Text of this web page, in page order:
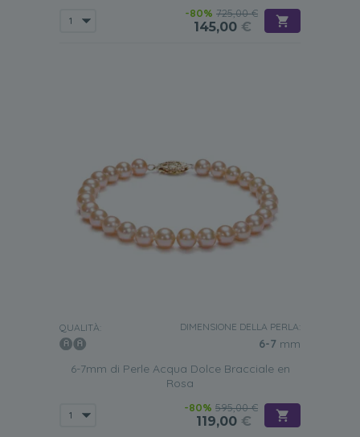
-80% 725,00 €
145,00 €
QUALITÀ: DIMENSIONE DELLA PERLA:
6-7 mm
6-7mm di Perle Acqua Dolce Bracciale en
Rosa
-80% 595,00 €
119,00 €